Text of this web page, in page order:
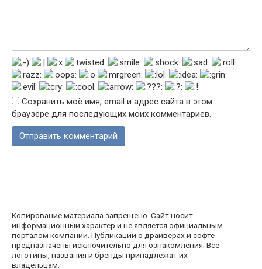
Сохранить моё имя, email и адрес сайта в этом
браузере для последующих моих комментариев.
Копирование материала запрещено. Сайт носит
информационный характер и не является официальным
порталом компании. Публикации о драйверах и софте
предназначены исключительно для ознакомления. Все
логотипы, названия и бренды принадлежат их
владельцам.